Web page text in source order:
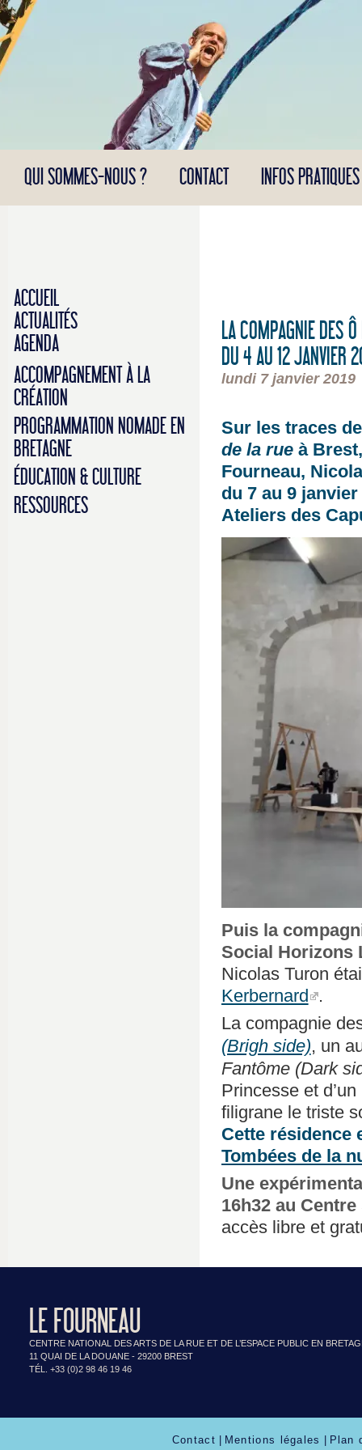
Panneau de gestion des cookies
QUI SOMMES-NOUS ? CONTACT INFOS PRATIQUES
ACCUEIL
ACTUALITÉS
AGENDA
ACCOMPAGNEMENT À LA
CRÉATION
PROGRAMMATION NOMADE EN
BRETAGNE
ÉDUCATION & CULTURE
RESSOURCES
LA COMPAGNIE DES
DU 4 AU 12 JANVIER
lundi 7 janvier 2019
Sur les traces
de la rueà
Fourneau,
du 7 au 9
Ateliers des
Puis la
Social Horizons
Nicolas Turon
Kerbernard .
La compagnie
(Brigh side), un
Fantôme (Dark
Princesse et
filigrane le triste
Cette résidence
Tombées de la
Une
16h32 au
accès libre et
LE FOURNEAU
CENTRE NATIONAL DES ARTS DE LA RUE ET DE L’ESPACE PUBLIC EN
11 QUAI DE LA DOUANE - 29200 BREST
TÉL. +33 (0)2 98 46 19 46
Contact | Mentions légales | Plan